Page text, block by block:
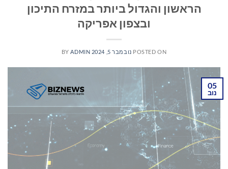
הראשון והגדול ביותר במזרח התיכון
ובצפון אפריקה
POSTED ON נובמבר 5, 2024 BY ADMIN
05
נוב